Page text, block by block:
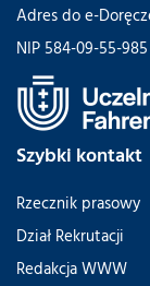
Adres do e-
NIP 584-09-55-985
Szybki kontakt
Rzecznik prasowy
Dział Rekrutacji
Redakcja WWW